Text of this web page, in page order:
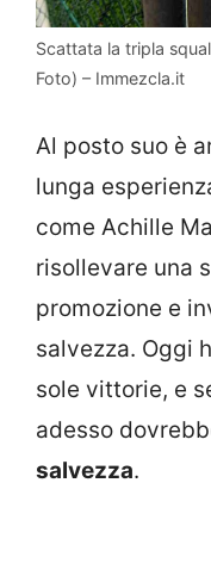
Scattata la tripla
Foto) – Immezcla.it
Al posto suo è
lunga
come Achille
risollevare una
promozione e
salvezza. Oggi
sole vittorie, e
adesso
salvezza.